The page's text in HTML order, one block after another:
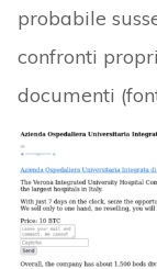
probabile
confronti
documenti